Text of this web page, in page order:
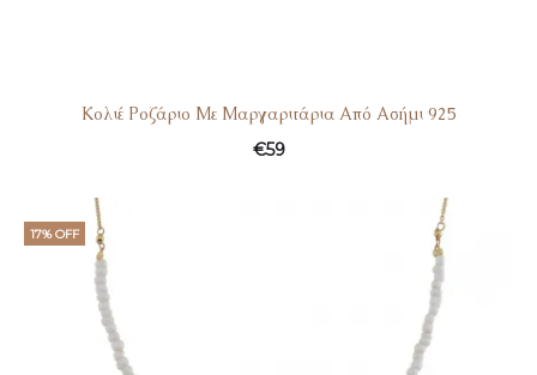
Κολιέ Ροζάριο Με Μαργαριτάρια Από Ασήμι 925
€59
17% OFF